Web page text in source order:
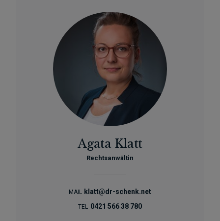
Agata Klatt
Rechtsanwältin
MAIL klatt@dr-schenk.net
TEL 0421 566 38 780